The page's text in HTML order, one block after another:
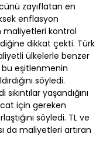
zayıflatan en
enflasyon
maliyetleri kontrol
dikkat çekti. Türk
ülkelerle benzer
eşitlenmenin
söyledi.
yaşandığını
için gereken
söyledi. TL ve
da maliyetleri artıran